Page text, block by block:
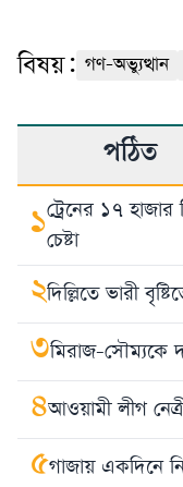
বিষয়: গণ-অভ্যুত্থান
পঠিত
১ট্রেনের ১৭
চেষ্টা
২দিল্লিতে ভারী
৩মিরাজ-সৌম্যকে
৪আওয়ামী লীগ
৫গাজায় একদিনে